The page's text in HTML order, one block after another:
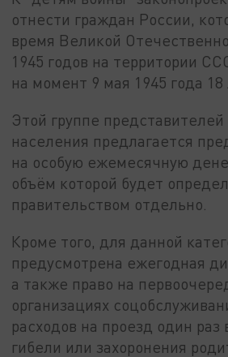
отнести граждан России,
время Великой
1945 годов на территории
на момент 9 мая 1945 года 18
Этой группе
населения предлагается
на особую ежемесячную
объём которой будет
правительством отдельно.
Кроме того, для данной
предусмотрена ежегодная
а также право на
организациях
расходов на проезд один раз
гибели или захоронения